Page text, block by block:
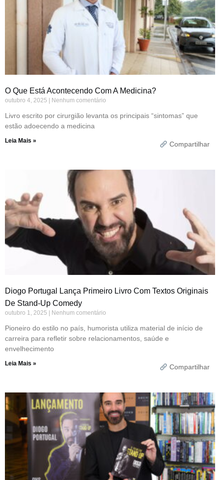
O Que Está Acontecendo Com A Medicina?
outubro 4, 2025 Nenhum comentário
Livro escrito por cirurgião levanta os principais “sintomas” que
estão adoecendo a medicina
Leia Mais » Compartilhar
Diogo Portugal Lança Primeiro Livro Com Textos Originais
De Stand-Up Comedy
outubro 1, 2025 Nenhum comentário
Pioneiro do estilo no país, humorista utiliza material de início de
carreira para refletir sobre relacionamentos, saúde e
envelhecimento
Leia Mais » Compartilhar